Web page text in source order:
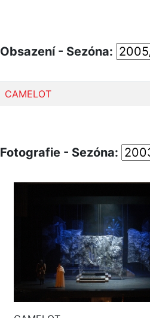
Obsazení - Sezóna:
CAMELOT
Fotografie - Sezóna: